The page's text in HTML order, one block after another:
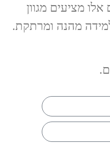
מציעים מגוון
למידה מהנה ומרתקת.